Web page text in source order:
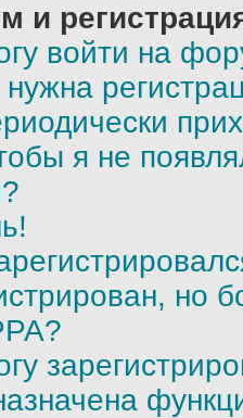
и
войти на
я не
но